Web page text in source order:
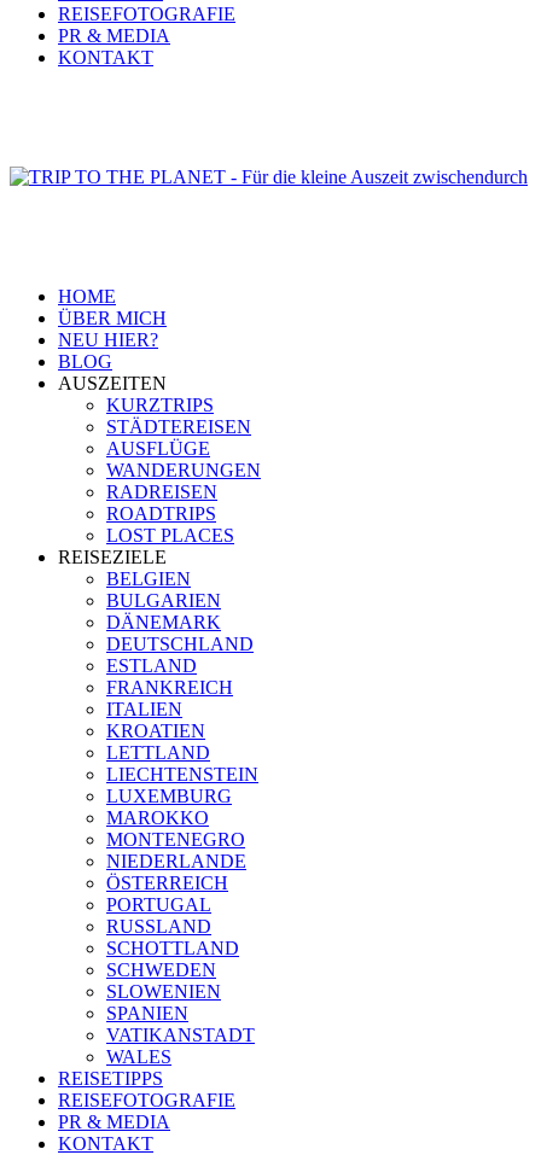
REISEFOTOGRAFIE
PR & MEDIA
KONTAKT
HOME
ÜBER MICH
NEU HIER?
BLOG
AUSZEITEN
KURZTRIPS
STÄDTEREISEN
AUSFLÜGE
WANDERUNGEN
RADREISEN
ROADTRIPS
LOST PLACES
REISEZIELE
BELGIEN
BULGARIEN
DÄNEMARK
DEUTSCHLAND
ESTLAND
FRANKREICH
ITALIEN
KROATIEN
LETTLAND
LIECHTENSTEIN
LUXEMBURG
MAROKKO
MONTENEGRO
NIEDERLANDE
ÖSTERREICH
PORTUGAL
RUSSLAND
SCHOTTLAND
SCHWEDEN
SLOWENIEN
SPANIEN
VATIKANSTADT
WALES
REISETIPPS
REISEFOTOGRAFIE
PR & MEDIA
KONTAKT